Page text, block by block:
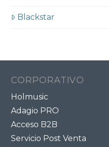
Blackstar
CORPORATIVO
Holmusic
Adagio PRO
Acceso B2B
Servicio Post Venta